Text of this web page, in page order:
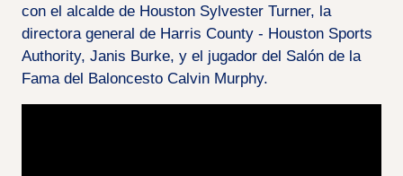
con el alcalde de Houston Sylvester Turner, la
directora general de Harris County - Houston Sports
Authority, Janis Burke, y el jugador del Salón de la
Fama del Baloncesto Calvin Murphy.